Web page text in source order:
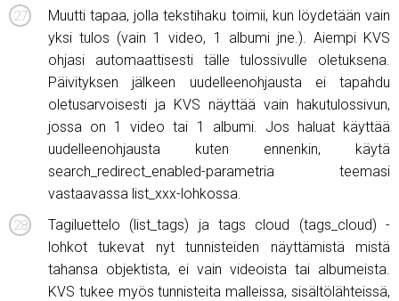
Muutti tapaa, jolla tekstihaku toimii, kun löydetään vain
yksi tulos (vain 1 video, 1 albumi jne.). Aiempi KVS
ohjasi automaattisesti tälle tulossivulle oletuksena.
Päivityksen jälkeen uudelleenohjausta ei tapahdu
oletusarvoisesti ja KVS näyttää vain hakutulossivun,
jossa on 1 video tai 1 albumi. Jos haluat käyttää
uudelleenohjausta kuten ennenkin, käytä
search_redirect_enabled-parametria teemasi
vastaavassa list_xxx-lohkossa.
Tagiluettelo (list_tags) ja tags cloud (tags_cloud) -
lohkot tukevat nyt tunnisteiden näyttämistä mistä
tahansa objektista, ei vain videoista tai albumeista.
KVS tukee myös tunnisteita malleissa, sisältölähteissä,